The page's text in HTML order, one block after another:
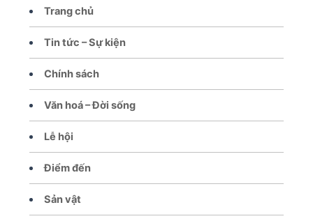
Trang chủ
Tin tức – Sự kiện
Chính sách
Văn hoá – Đời sống
Lễ hội
Điểm đến
Sản vật